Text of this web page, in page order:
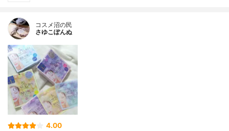
コスメ沼の民
さゆこぽんぬ
4.00